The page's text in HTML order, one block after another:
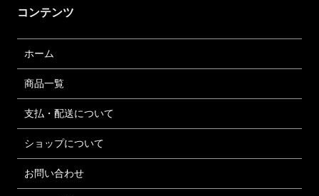
コンテンツ
ホーム
商品一覧
支払・配送について
ショップについて
お問い合わせ